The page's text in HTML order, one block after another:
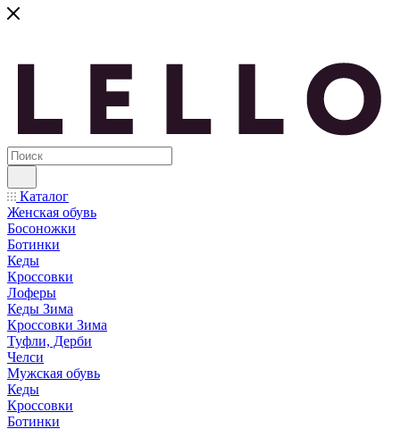
Каталог
Женская обувь
Босоножки
Ботинки
Кеды
Кроссовки
Лоферы
Кеды Зима
Кроссовки Зима
Туфли, Дерби
Челси
Мужская обувь
Кеды
Кроссовки
Ботинки